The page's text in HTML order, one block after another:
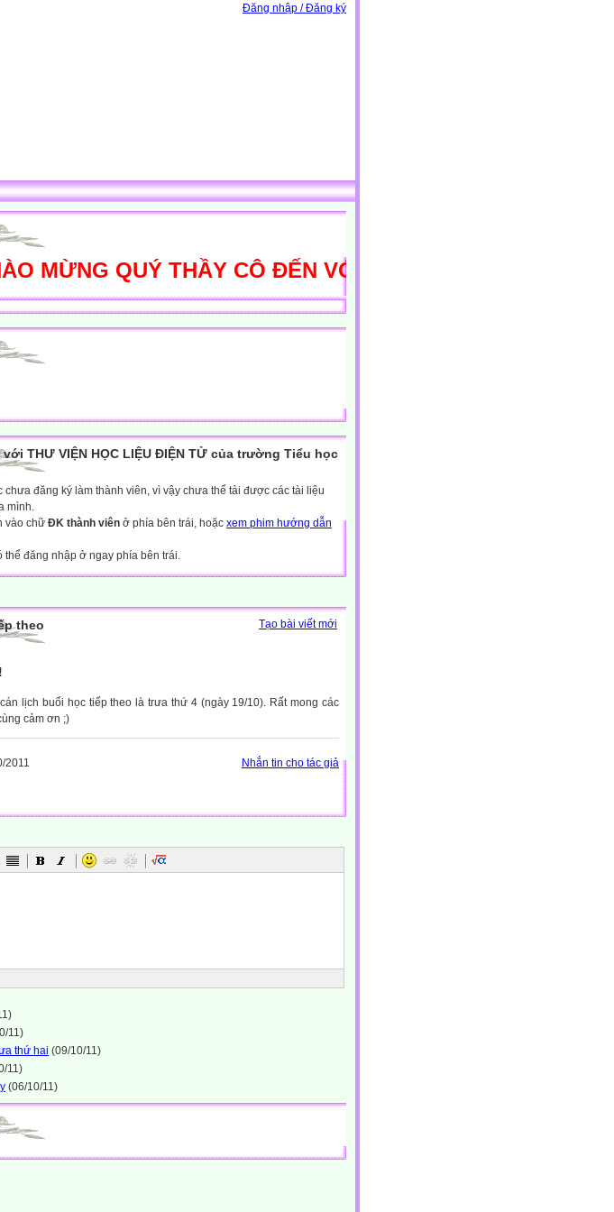
Đăng nhập / Đăng ký
MỪNG QUÝ THẦY CÔ ĐẾN VỚI THƯ VIỆN HỌC LIỆU
THƯ VIỆN HỌC LIỆU ĐIỆN TỬ của trường Tiểu học
chưa đăng ký làm thành viên, vì vậy chưa thể tải được các tài liệu
mình.
vào chữ ĐK thành viên ở phía bên trái, hoặc xem phim hướng dẫn
thể đăng nhập ở ngay phía bên trái.
Tạo bài viết mới
theo
lịch buổi học tiếp theo là trưa thứ 4 (ngày 19/10). Rất mong các
cảm ơn ;)
Nhắn tin cho tác giả
2011
11)
thứ hai (09/10/11)
11)
(06/10/11)